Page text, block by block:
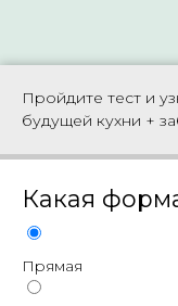
Пройдите тест и
будущей кухни +
Какая
Прямая